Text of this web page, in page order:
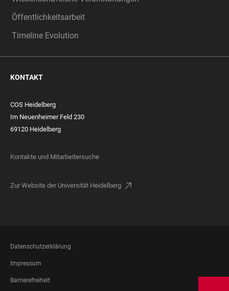
Öffentlichkeitsarbeit
Timeline Evolution
KONTAKT
COS Heidelberg
Im Neuenheimer Feld 230
69120 Heidelberg
Kontakte und Mitarbeitersuche
Zur Website der Universität Heidelberg
FOOTER
LEGAL
Datenschutzerklärung
Impressum
Barrierefreiheit